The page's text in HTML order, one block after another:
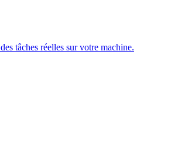
tâches réelles sur votre machine.